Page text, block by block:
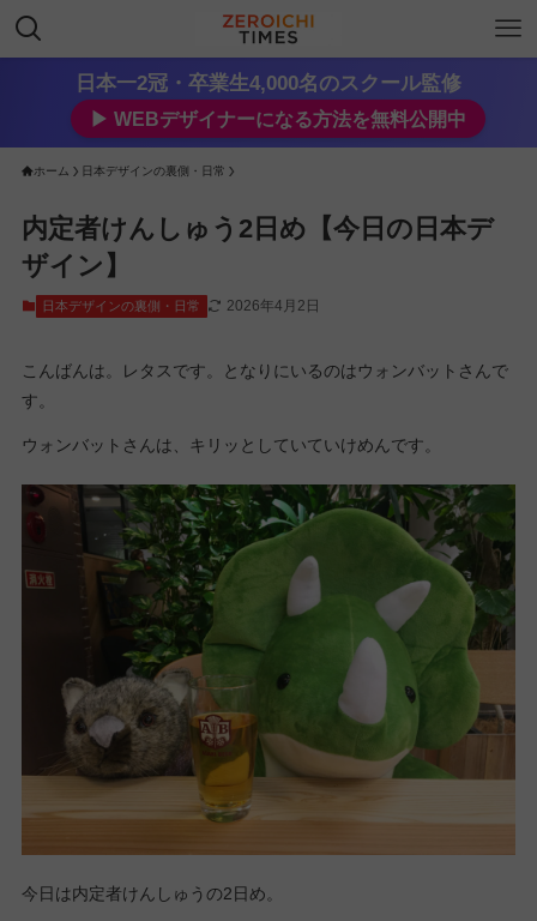
日本一2冠・卒業生4,000名のスクール監修
▶︎ WEBデザイナーになる方法を無料公開中
ホーム 日本デザインの裏側・日常
内定者けんしゅう2日め【今日の日本デ
ザイン】
日本デザインの裏側・日常 2026年4月2日
こんばんは。レタスです。となりにいるのはウォンバットさんで
す。
ウォンバットさんは、キリッとしていていけめんです。
今日は内定者けんしゅうの2日め。